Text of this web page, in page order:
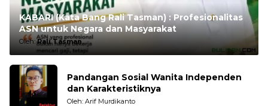
KABARI (Kata Bang Rali Tasman) : Profesionalitas
ASN untuk Negara dan Masyarakat
Oleh:Rali Tasman
Pandangan Sosial Wanita Independen
dan Karakteristiknya
Oleh: Arif Murdikanto